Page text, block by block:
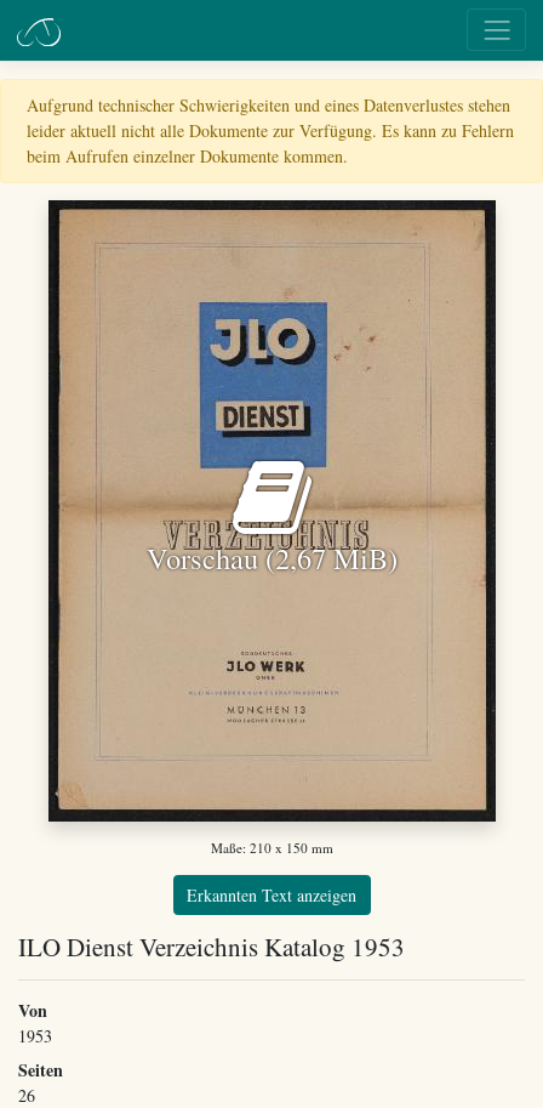
Aufgrund technischer Schwierigkeiten und eines Datenverlustes stehen
leider aktuell nicht alle Dokumente zur Verfügung. Es kann zu Fehlern
beim Aufrufen einzelner Dokumente kommen.
Vorschau (2,67 MiB)
Maße: 210 x 150 mm
Erkannten Text anzeigen
ILO Dienst Verzeichnis Katalog 1953
Von
1953
Seiten
26